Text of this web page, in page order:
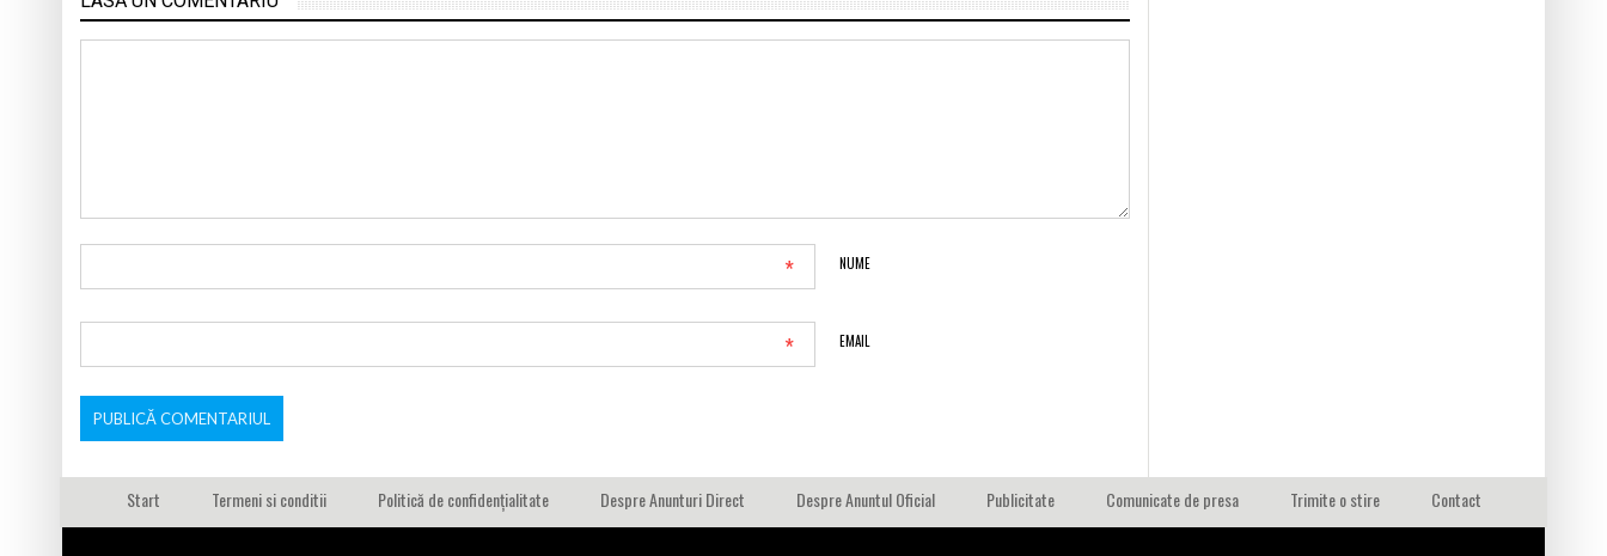
NUME
*
EMAIL
*
Start Termeni si conditii Politică de confidențialitate Despre Anunturi Direct Despre Anuntul Oficial Publicitate Comunicate de presa Trimite o stire Contact